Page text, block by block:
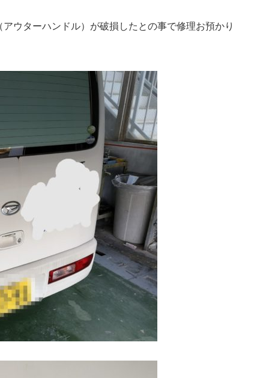
ウターハンドル）が破損したとの事で修理お預かり